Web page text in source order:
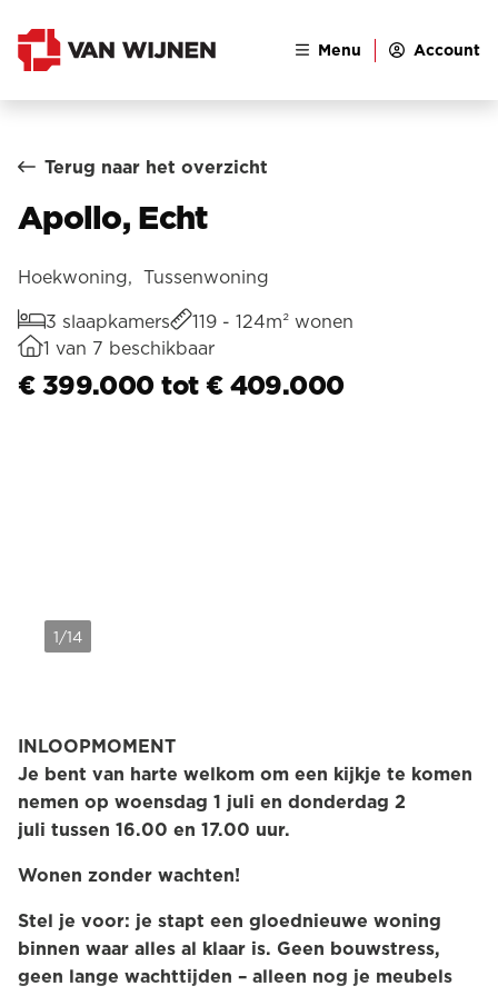
Menu Account
Terug naar het overzicht
Apollo, Echt
Hoekwoning, Tussenwoning
3 slaapkamers
119 - 124m² wonen
1 van 7 beschikbaar
€ 399.000 tot € 409.000
1/14
INLOOPMOMENT
Je bent van harte welkom om een kijkje te komen
nemen op woensdag 1 juli en donderdag 2
juli tussen 16.00 en 17.00 uur.
Wonen zonder wachten!
Stel je voor: je stapt een gloednieuwe woning
binnen waar alles al klaar is. Geen bouwstress,
geen lange wachttijden – alleen nog je meubels